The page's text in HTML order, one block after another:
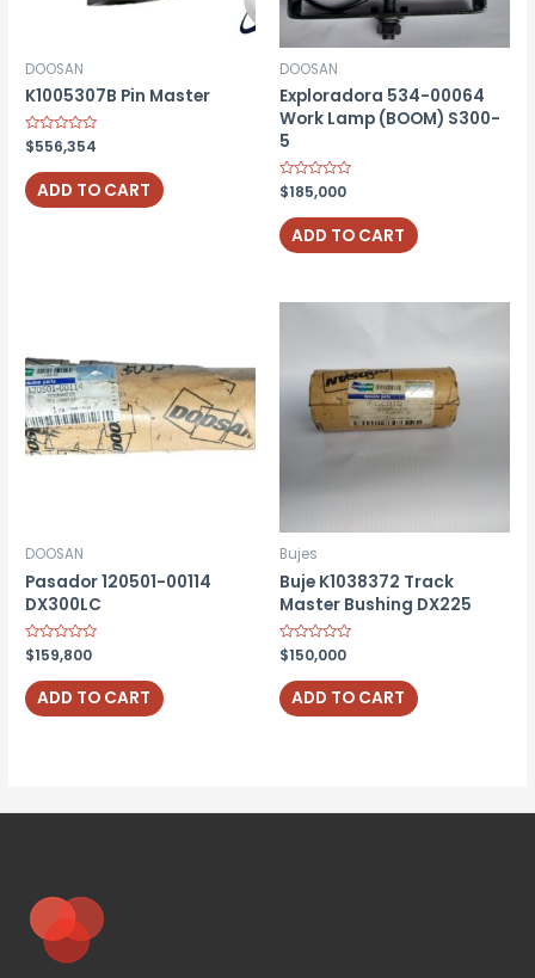
DOOSAN
K1005307B Pin Master
Rated
0
out
of
5
$556,354
ADD TO CART
DOOSAN
Exploradora 534-00064
Work Lamp (BOOM) S300-
5
Rated
0
out
of
5
$185,000
ADD TO CART
DOOSAN
Pasador 120501-00114
DX300LC
Rated
0
out
of
5
$159,800
ADD TO CART
Bujes
Buje K1038372 Track
Master Bushing DX225
Rated
0
out
of
5
$150,000
ADD TO CART